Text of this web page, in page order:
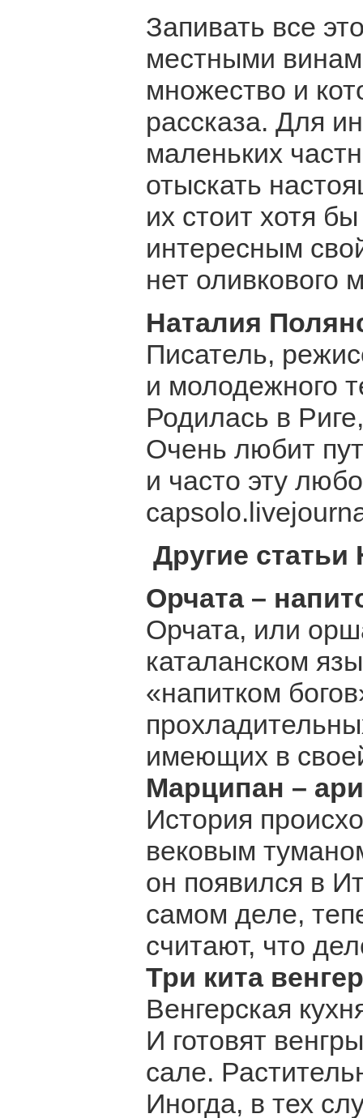
Запивать все
местными
множество и
рассказа. Для
маленьких
отыскать
их стоит хотя
интересным
нет оливкового
Наталия
Писатель,
и молодежного
Родилась в
Очень любит
и часто эту
Другие
Орчата –
Орчата, или
каталанском
«напитком
имеющих в
Марципан –
История
вековым
он появился в
самом деле,
считают, что
Три кита
Венгерская
И готовят
сале.
Иногда, в тех